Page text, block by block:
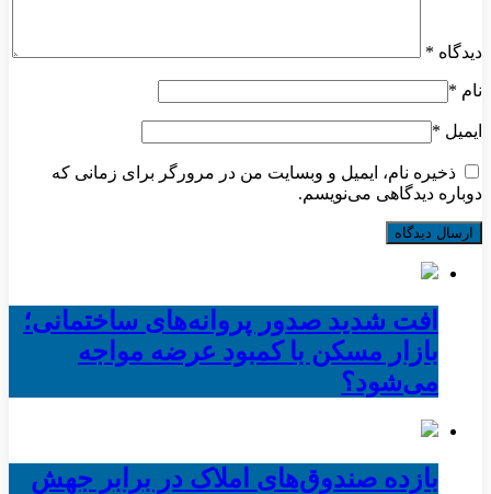
دیدگاه *
نام *
ایمیل *
ذخیره نام، ایمیل و وبسایت من در مرورگر برای زمانی که
دوباره دیدگاهی می‌نویسم.
افت شدید صدور پروانه‌های ساختمانی؛
بازار مسکن با کمبود عرضه مواجه
می‌شود؟
بازده صندوق‌های املاک در برابر جهش